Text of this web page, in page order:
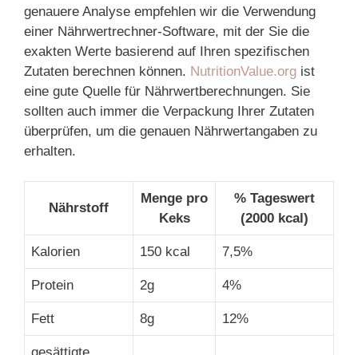
genauere Analyse empfehlen wir die Verwendung
einer Nährwertrechner-Software, mit der Sie die
exakten Werte basierend auf Ihren spezifischen
Zutaten berechnen können. NutritionValue.org ist
eine gute Quelle für Nährwertberechnungen. Sie
sollten auch immer die Verpackung Ihrer Zutaten
überprüfen, um die genauen Nährwertangaben zu
erhalten.
Nährstoff
Menge pro
Keks
% Tageswert
(2000 kcal)
Kalorien 150 kcal 7,5%
Protein 2g 4%
Fett 8g 12%